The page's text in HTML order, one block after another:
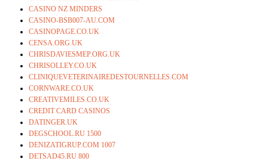
CASINO NZ MINDERS
CASINO-BSB007-AU.COM
CASINOPAGE.CO.UK
CENSA.ORG.UK
CHRISDAVIESMEP.ORG.UK
CHRISOLLEY.CO.UK
CLINIQUEVETERINAIREDESTOURNELLES.COM
CORNWARE.CO.UK
CREATIVEMILES.CO.UK
CREDIT CARD CASINOS
DATINGER.UK
DEGSCHOOL.RU 1500
DENIZATIGRUP.COM 1007
DETSAD45.RU 800